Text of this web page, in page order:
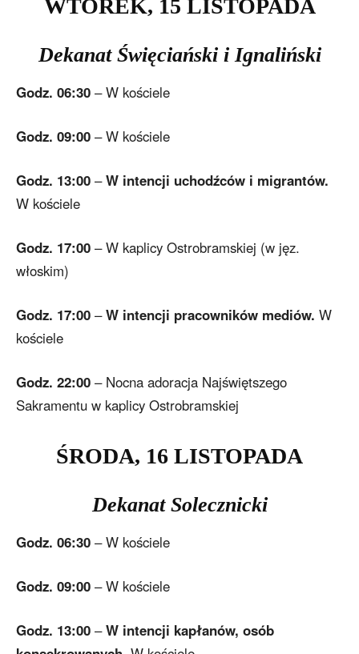
WTOREK, 15 LISTOPADA
Dekanat Święciański i Ignaliński
Godz. 06:30 – W kościele
Godz. 09:00 – W kościele
Godz. 13:00 –W intencji uchodźców i migrantów.
W kościele
Godz. 17:00 – W kaplicy Ostrobramskiej (w jęz.
włoskim)
Godz. 17:00 –W intencji pracowników mediów. W
kościele
Godz. 22:00 – Nocna adoracja Najświętszego
Sakramentu w kaplicy Ostrobramskiej
ŚRODA, 16 LISTOPADA
Dekanat Solecznicki
Godz. 06:30 – W kościele
Godz. 09:00 – W kościele
Godz. 13:00 –W intencji kapłanów, osób